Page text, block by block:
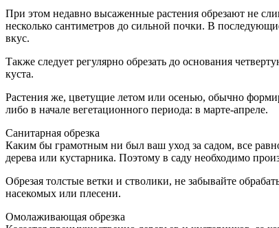
При этом недавно высаженные растения обрезают не
несколько сантиметров до сильной почки. В
вкус.
Также следует регулярно обрезать до основания
куста.
Растения же, цветущие летом или осенью, обычно
либо в начале вегетационного периода: в марте-апреле.
Санитарная обрезка
Каким бы грамотным ни был ваш уход за садом, все
дерева или кустарника. Поэтому в саду необходимо
Обрезая толстые ветки и стволики, не забывайте
насекомых или плесени.
Омолаживающая обрезка